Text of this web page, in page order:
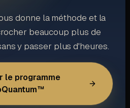
donne la méthode et la
beaucoup plus de
y passer plus d'heures.
le programme